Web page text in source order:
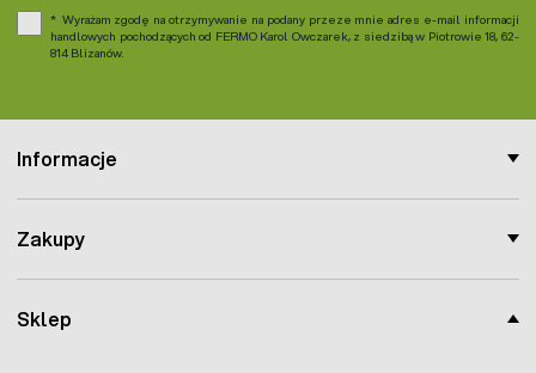
Sklep
Informacje
Zakupy
Wyrażam zgodę na otrzymywanie na podany przeze mnie adres e-mail informacji
handlowych pochodzących od FERMO Karol Owczarek, z siedzibą w Piotrowie 18, 62-
814 Blizanów.